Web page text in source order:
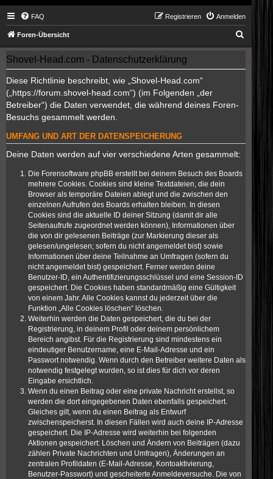
FAQ Anmelden
Registrieren
Foren-Übersicht
u
Shovel-Head.com - Datenschutzerklärung
Diese Richtlinie beschreibt, wie „Shovel-Head.com“
(„https://forum.shovel-head.com“) (im Folgenden „der
Betreiber“) die Daten verwendet, die während deines Foren-
Besuchs gesammelt werden.
UMFANG UND ART DER DATENSPEICHERUNG
Deine Daten werden auf vier verschiedene Arten gesammelt:
Die Forensoftware phpBB erstellt bei deinem Besuch des Boards
mehrere Cookies. Cookies sind kleine Textdateien, die dein
Browser als temporäre Dateien ablegt und die zwischen den
einzelnen Aufrufen des Boards erhalten bleiben. In diesen
Cookies sind die aktuelle ID deiner Sitzung (damit dir alle
Seitenaufrufe zugeordnet werden können), Informationen über
die von dir gelesenen Beiträge (zur Markierung dieser als
gelesen/ungelesen; sofern du nicht angemeldet bist) sowie
Informationen über deine Teilnahme an Umfragen (sofern du
nicht angemeldet bist) gespeichert. Ferner werden deine
Benutzer-ID, ein Authentifizierungsschlüssel und eine Session-ID
gespeichert. Die Cookies haben standardmäßig eine Gültigkeit
von einem Jahr. Alle Cookies kannst du jederzeit über die
Funktion „Alle Cookies löschen“ löschen.
Weiterhin werden die Daten gespeichert, die du bei der
Registrierung, in deinem Profil oder deinem persönlichem
Bereich angibst. Für die Registrierung sind mindestens ein
eindeutiger Benutzername, eine E-Mail-Adresse und ein
Passwort notwendig. Wenn durch den Betreiber weitere Daten als
notwendig festgelegt wurden, so ist dies für dich vor deren
Eingabe ersichtlich.
Wenn du einen Beitrag oder eine private Nachricht erstellst, so
werden die dort eingegebenen Daten ebenfalls gespeichert.
Gleiches gilt, wenn du einen Beitrag als Entwurf
zwischenspeicherst. In diesen Fällen wird auch deine IP-Adresse
gespeichert. Die IP-Adresse wird weiterhin bei folgenden
Aktionen gespeichert: Löschen und Ändern von Beiträgen (dazu
zählen Private Nachrichten und Umfragen), Änderungen an
zentralen Profildaten (E-Mail-Adresse, Kontoaktivierung,
Benutzer-Passwort) und gescheiterte Anmeldeversuche. Die von